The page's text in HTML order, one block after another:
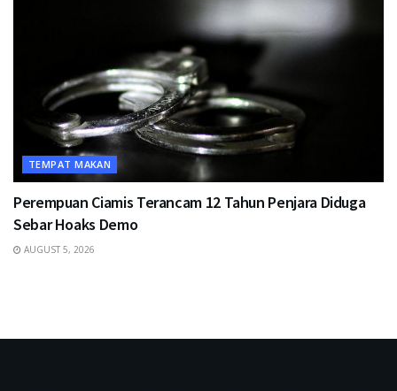
TEMPAT MAKAN
Perempuan Ciamis Terancam 12 Tahun Penjara Diduga
Sebar Hoaks Demo
AUGUST 5, 2026